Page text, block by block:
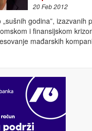
20 Feb 2012
godina”, izazvanih
i finansijskom
mađarskih